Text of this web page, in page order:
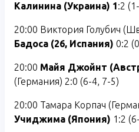
Калинина (Украина) 1 :2
20:00 Виктория Голубич
Бадоса (26, Испания) 0:2
20:00 Майя Джойнт
(Германия) 2:0 (6-4, 7-5)
20:00 Тамара Корпач
Учиджима (Япония) 1:2